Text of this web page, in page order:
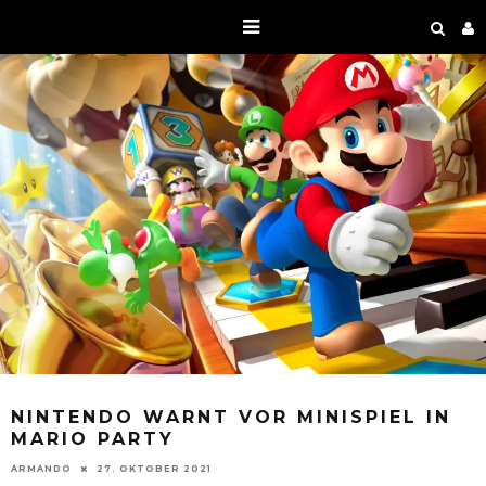
NINTENDO WARNT VOR MINISPIEL IN
MARIO PARTY
ARMANDO 27. OKTOBER 2021